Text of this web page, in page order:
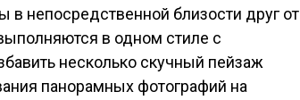
непосредственной близости друг от
в одном стиле с
несколько скучный пейзаж
панорамных фотографий на